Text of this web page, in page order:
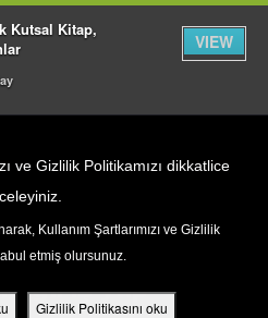
Kutsal Kitap,
VIEW
ve Gizlilik Politikamızı dikkatlice
Kullanım Şartlarımızı ve Gizlilik
etmiş olursunuz.
Gizlilik Politikasını oku
giriş yap